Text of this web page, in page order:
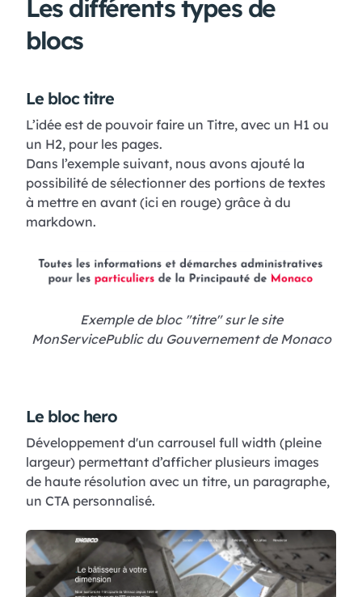
Les différents types de
blocs
Le bloc titre
L’idée est de pouvoir faire un Titre, avec un H1 ou
un H2, pour les pages.
Dans l’exemple suivant, nous avons ajouté la
possibilité de sélectionner des portions de textes
à mettre en avant (ici en rouge) grâce à du
markdown.
Exemple de bloc "titre" sur le site
MonServicePublic du Gouvernement de Monaco
Le bloc hero
Développement d'un carrousel full width (pleine
largeur) permettant d’afficher plusieurs images
de haute résolution avec un titre, un paragraphe,
un CTA personnalisé.